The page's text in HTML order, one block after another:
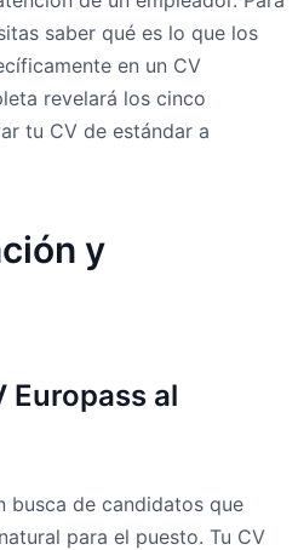
saber qué es lo que los
en un CV
revelará los cinco
tu CV de estándar a
y
Europass al
busca de candidatos que
para el puesto. Tu CV